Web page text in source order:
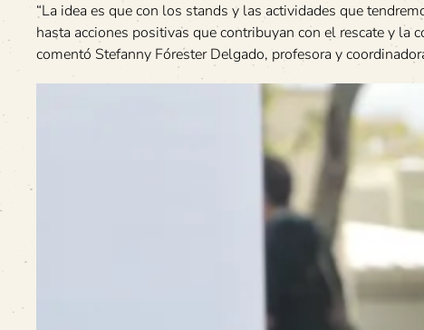
“La idea es que con los stands y las actividades que
hasta acciones positivas que contribuyan con el rescate y la
comentó Stefanny Fórester Delgado, profesora y